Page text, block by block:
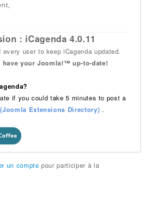
: iCagenda 4.0.11
every user to keep iCagenda updated.
have your Joomla!™ up-to-date!
if you could take 5 minutes to post a
Extensions Directory) .
un compte pour participer à la